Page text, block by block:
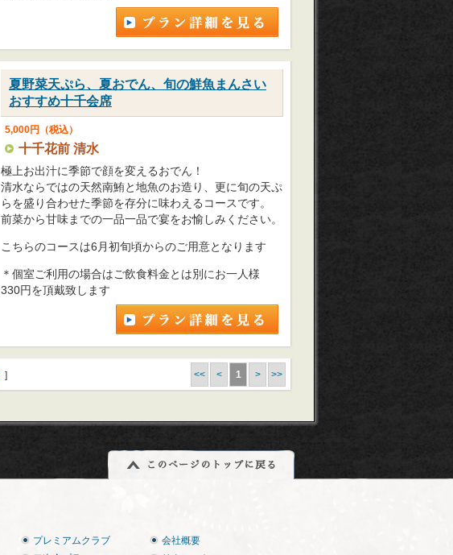
夏野菜天ぷら、夏おでん、旬の鮮魚まんさい
おすすめ十千会席
5,000円（税込）
十千花前 清水
極上お出汁に季節で顔を変えるおでん！
清水ならではの天然南鮪と地魚のお造り、更に旬の天ぷ
らを盛り合わせた季節を存分に味わえるコースです。
前菜から甘味までの一品一品で宴をお愉しみください。
こちらのコースは6月初旬頃からのご用意となります
＊個室ご利用の場合はご飲食料金とは別にお一人様
330円を頂戴致します
] << < 1 > >>
プレミアムクラブ
会社概要